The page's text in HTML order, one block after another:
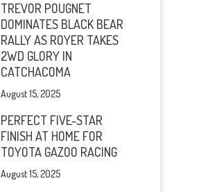
TREVOR POUGNET
DOMINATES BLACK BEAR
RALLY AS ROYER TAKES
2WD GLORY IN
CATCHACOMA
August 15, 2025
PERFECT FIVE-STAR
FINISH AT HOME FOR
TOYOTA GAZOO RACING
August 15, 2025